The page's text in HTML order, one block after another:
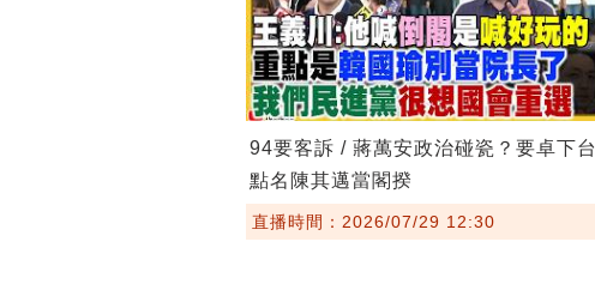
94要客訴 / 蔣萬安政治碰瓷？要卓下台
點名陳其邁當閣揆
直播時間：2026/07/29 12:30